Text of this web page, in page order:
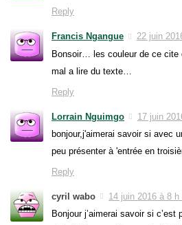
Reply
Francis Ngangue
22 juin
Bonsoir… les couleur de ce
mal a lire du texte…
Reply
Lorrain Nguimgo
17 juin
bonjour,j'aimerai savoir si avec
peu présenter à 'entrée en
Reply
cyril wabo
14 juin 2016 à 8 h
Bonjour j’aimerai savoir si